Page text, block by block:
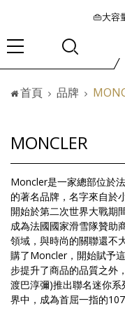
👜大容
『折扣
🟤「萬元初
🟤TODS的
🛒過
🟤「萬元初」
首頁 品牌
MONCLER
Moncler是一家總部位於
的著名品牌，名字來自
開始於第二次世界大戰期
成為法國國家滑雪隊贊助
領域，與時尚的關聯還不
購了Moncler，開始賦予
步提升了商品的品質之外
渡巴淳彌)推出聯名迷你
界中，成為首屈一指的